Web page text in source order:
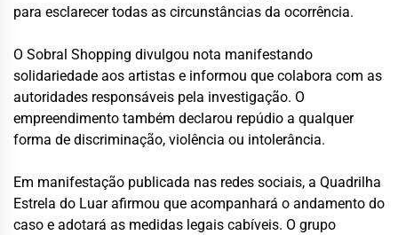
para esclarecer todas as circunstâncias da ocorrência.
O Sobral Shopping divulgou nota manifestando
solidariedade aos artistas e informou que colabora com as
autoridades responsáveis pela investigação. O
empreendimento também declarou repúdio a qualquer
forma de discriminação, violência ou intolerância.
Em manifestação publicada nas redes sociais, a Quadrilha
Estrela do Luar afirmou que acompanhará o andamento do
caso e adotará as medidas legais cabíveis. O grupo